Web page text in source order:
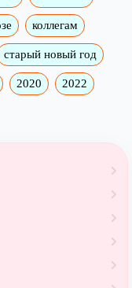
коллегам
старый новый год
2020 2022